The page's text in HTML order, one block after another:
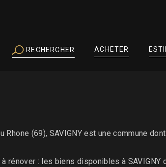
RECHERCHER ACHETER
(69), SAVIGNY est une commune
rénover : les biens disponibles à